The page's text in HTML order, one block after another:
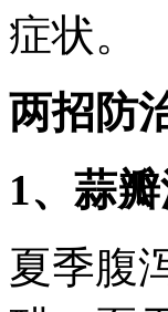
症状。
两招防
1、蒜
夏季腹